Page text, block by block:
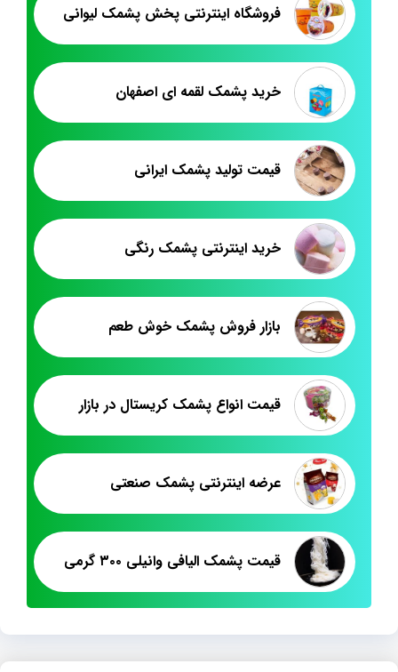
فروشگاه اینترنتی پخش پشمک لیوانی
خرید پشمک لقمه ای اصفهان
قیمت تولید پشمک ایرانی
خرید اینترنتی پشمک رنگی
بازار فروش پشمک خوش طعم
قیمت انواع پشمک کریستال در بازار
عرضه اینترنتی پشمک صنعتی
قیمت پشمک الیافی وانیلی ۳۰۰ گرمی